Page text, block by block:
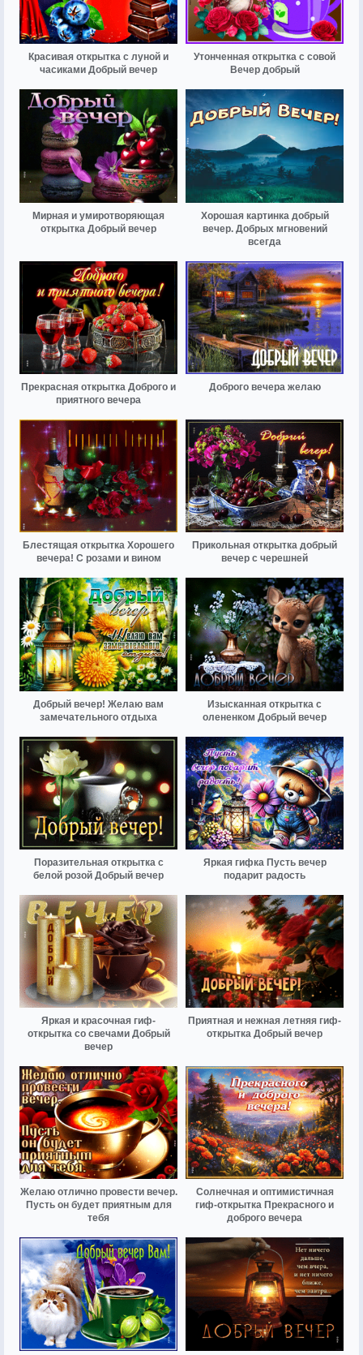
Красивая открытка с луной и
часиками Добрый вечер
Утонченная открытка с совой
Вечер добрый
Мирная и умиротворяющая
открытка Добрый вечер
Хорошая картинка добрый
вечер. Добрых мгновений
всегда
Прекрасная открытка Доброго и
приятного вечера
Доброго вечера желаю
Блестящая открытка Хорошего
вечера! С розами и вином
Прикольная открытка добрый
вечер с черешней
Добрый вечер! Желаю вам
замечательного отдыха
Изысканная открытка с
олененком Добрый вечер
Поразительная открытка с
белой розой Добрый вечер
Яркая гифка Пусть вечер
подарит радость
Яркая и красочная гиф-
открытка со свечами Добрый
вечер
Приятная и нежная летняя гиф-
открытка Добрый вечер
Желаю отлично провести вечер.
Пусть он будет приятным для
тебя
Солнечная и оптимистичная
гиф-открытка Прекрасного и
доброго вечера